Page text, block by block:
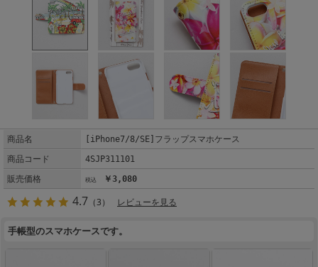
商品名
[iPhone7/8/SE]フラップスマホケース
商品コード
4SJP311101
販売価格
￥3,080
4.7 （3） レビューを見る
手帳型のスマホケースです。